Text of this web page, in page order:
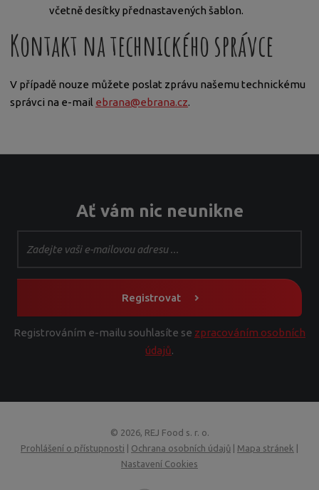
včetně desítky přednastavených šablon.
Kontakt na technického správce
V případě nouze můžete poslat zprávu našemu technickému
správci na e-mail ebrana@ebrana.cz.
Ať vám nic neunikne
Registrovat
Registrováním e-mailu souhlasíte se zpracováním osobních
údajů.
© 2026, REJ Food s. r. o.
Prohlášení o přístupnosti
Ochrana osobních údajů Mapa stránek
Nastavení Cookies